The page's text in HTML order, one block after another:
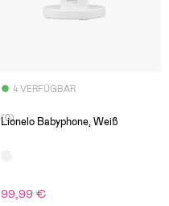
4 VERFÜGBAR
(0)
Lionelo Babyphone, Weiß
99,99 €